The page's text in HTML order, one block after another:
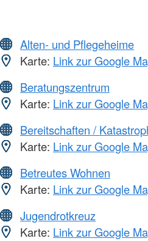
Alten- und Pflegeheime
Karte: Link zur Google
Beratungszentrum
Karte: Link zur Google
Bereitschaften /
Karte: Link zur Google
Betreutes Wohnen
Karte: Link zur Google
Jugendrotkreuz
Karte: Link zur Google